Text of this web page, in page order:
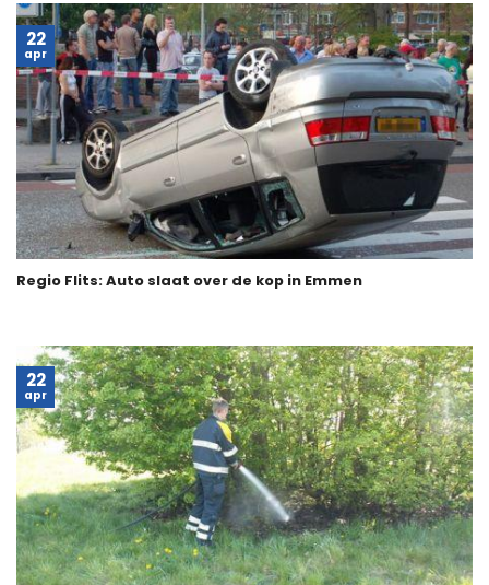
Regio Flits: Auto slaat over de kop in Emmen
22
apr
22
apr